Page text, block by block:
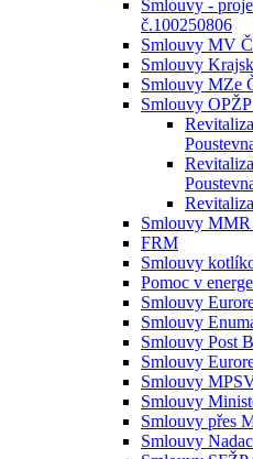
Smlouvy -
č.100250806
Smlouvy MV
Smlouvy
Smlouvy MZe
Smlouvy
Smlouvy MMR
FRM
Smlouvy
Pomoc v
Smlouvy
Smlouvy
Smlouvy Post
Smlouvy
Smlouvy
Smlouvy
Smlouvy přes
Smlouvy